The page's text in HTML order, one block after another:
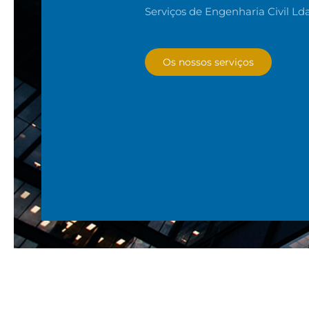
Serviços de Engenharia Civil
Os nossos serviços